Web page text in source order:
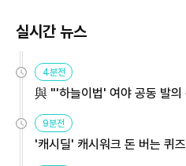
실시간 뉴스
4분전
與 "'하늘이법' 여야 공동 발
9분전
'캐시딜' 캐시워크 돈 버는 퀴